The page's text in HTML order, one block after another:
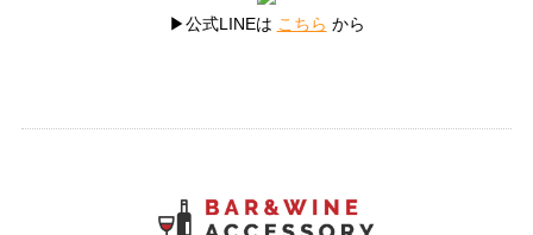
▶公式LINEは こちら から